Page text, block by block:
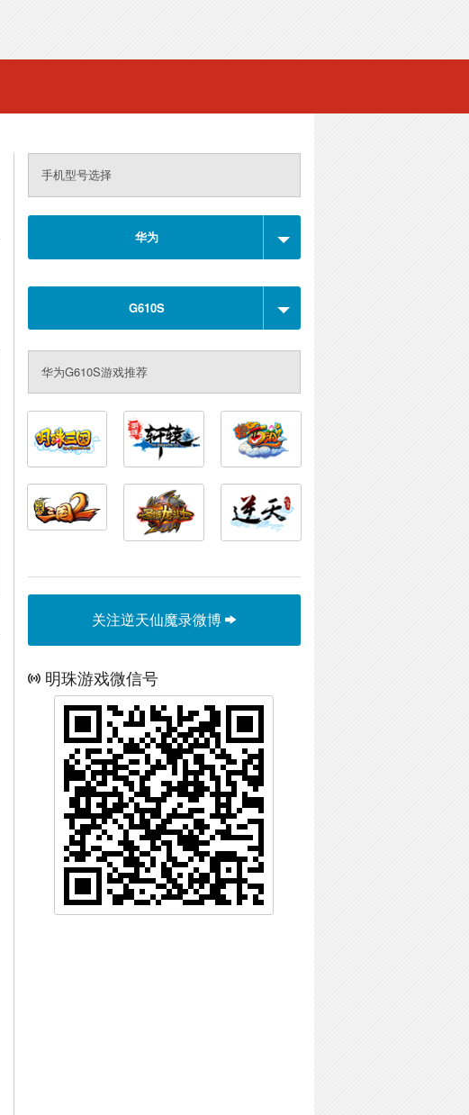
手机型号选择
华为
G610S
华为G610S游戏推荐
关注逆天仙魔录微博
明珠游戏微信号